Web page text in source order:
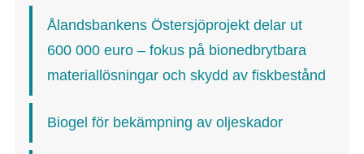
Ålandsbankens Östersjöprojekt delar ut
600 000 euro – fokus på bionedbrytbara
materiallösningar och skydd av fiskbestånd
Biogel för bekämpning av oljeskador